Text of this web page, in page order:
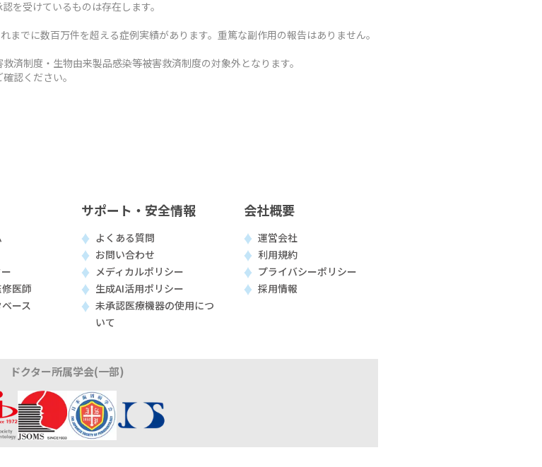
を受けているものは存在します。
でに数百万件を超える症例実績があります。重篤な副作用の報告はありません。
済制度・生物由来製品感染等被害救済制度の対象外となります。
認ください。
医師
ース
サポート・安全情報
よくある質問
お問い合わせ
メディカルポリシー
生成AI活用ポリシー
未承認医療機器の使用につ
いて
会社概要
運営会社
利用規約
プライバシーポリシー
採用情報
ドクター所属学会(一部)